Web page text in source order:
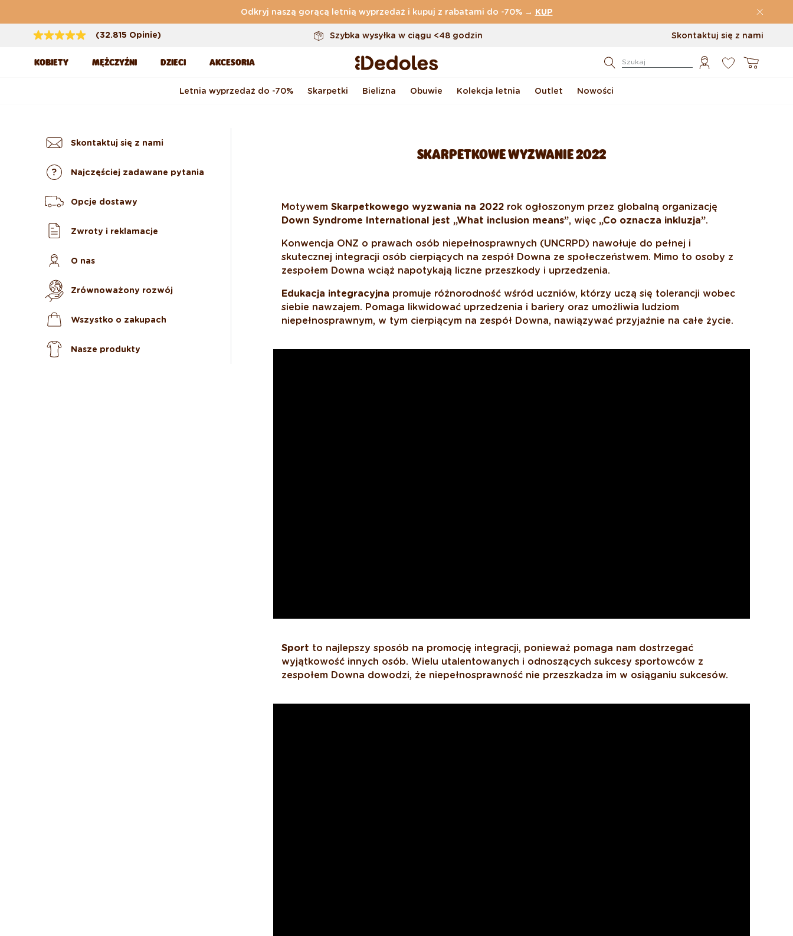
Odkryj naszą gorącą letnią wyprzedaż i kupuj z rabatami do -70% → KUP
(32.815 Opinie)
Oryginalne wzornictwo stworzone przez nas
Szybka wysyłka w ciągu <48 godzin Skontaktuj się z nami
KOBIETY MĘŻCZYŹNI DZIECI AKCESORIA Szukaj Koszyk
Letnia wyprzedaż do -70% Skarpetki Bielizna Obuwie Kolekcja letnia Outlet Nowości
Skontaktuj się z nami
Najczęściej zadawane pytania
Opcje dostawy
Zwroty i reklamacje
O nas
Zrównoważony rozwój
Wszystko o zakupach
Nasze produkty
SKARPETKOWE WYZWANIE 2022
Motywem Skarpetkowego wyzwania na 2022 rok ogłoszonym przez globalną organizację
Down Syndrome International jest „What inclusion means”, więc „Co oznacza inkluzja”.
Konwencja ONZ o prawach osób niepełnosprawnych (UNCRPD) nawołuje do pełnej i
skutecznej integracji osób cierpiących na zespół Downa ze społeczeństwem. Mimo to osoby z
zespołem Downa wciąż napotykają liczne przeszkody i uprzedzenia.
Edukacja integracyjna promuje różnorodność wśród uczniów, którzy uczą się tolerancji wobec
siebie nawzajem. Pomaga likwidować uprzedzenia i bariery oraz umożliwia ludziom
niepełnosprawnym, w tym cierpiącym na zespół Downa, nawiązywać przyjaźnie na całe życie.
Sport to najlepszy sposób na promocję integracji, ponieważ pomaga nam dostrzegać
wyjątkowość innych osób. Wielu utalentowanych i odnoszących sukcesy sportowców z
zespołem Downa dowodzi, że niepełnosprawność nie przeszkadza im w osiąganiu sukcesów.